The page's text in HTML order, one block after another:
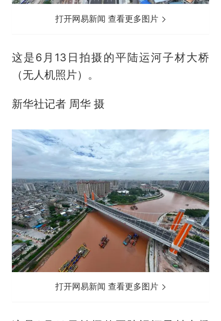
打开网易新闻 查看更多图片
这是6月13日拍摄的平陆运河子材大桥
（无人机照片）。
新华社记者 周华 摄
打开网易新闻 查看更多图片